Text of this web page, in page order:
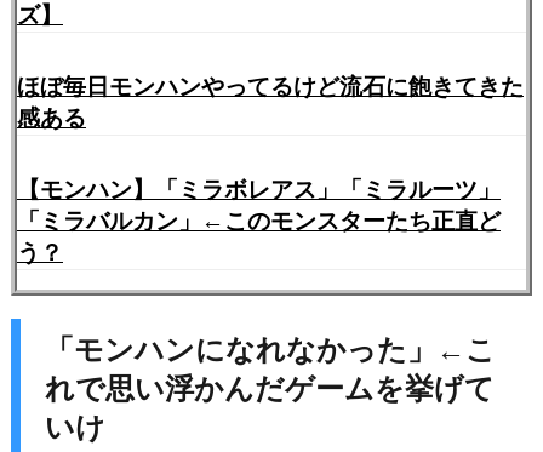
ズ】
ほぼ毎日モンハンやってるけど流石に飽きてきた
感ある
【モンハン】「ミラボレアス」「ミラルーツ」
「ミラバルカン」←このモンスターたち正直ど
う？
「モンハンになれなかった」←こ
れで思い浮かんだゲームを挙げて
いけ